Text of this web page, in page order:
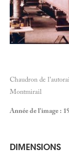
Chaudron de
Montmirail
Année de l'image :
DIMENSIONS